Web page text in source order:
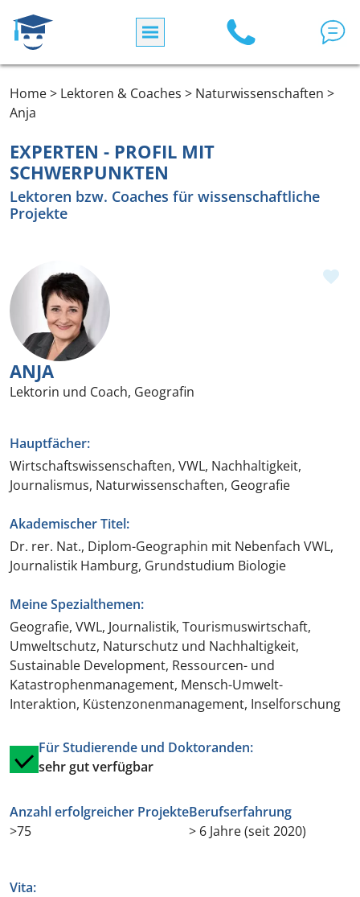
Home > Lektoren & Coaches > Naturwissenschaften >
Anja
EXPERTEN - PROFIL MIT
SCHWERPUNKTEN
Lektoren bzw. Coaches für wissenschaftliche
Projekte
ANJA
Lektorin und Coach, Geografin
Hauptfächer:
Wirtschaftswissenschaften, VWL, Nachhaltigkeit,
Journalismus, Naturwissenschaften, Geografie
Akademischer Titel:
Dr. rer. Nat., Diplom-Geographin mit Nebenfach VWL,
Journalistik Hamburg, Grundstudium Biologie
Meine Spezialthemen:
Geografie, VWL, Journalistik, Tourismuswirtschaft,
Umweltschutz, Naturschutz und Nachhaltigkeit,
Sustainable Development, Ressourcen- und
Katastrophenmanagement, Mensch-Umwelt-
Interaktion, Küstenzonenmanagement, Inselforschung
Für Studierende und Doktoranden:
sehr gut verfügbar
Anzahl erfolgreicher Projekte
>75
Berufserfahrung
> 6 Jahre (seit 2020)
Vita: